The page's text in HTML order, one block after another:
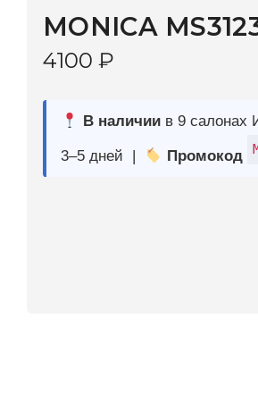
3–5 дней | Промокод